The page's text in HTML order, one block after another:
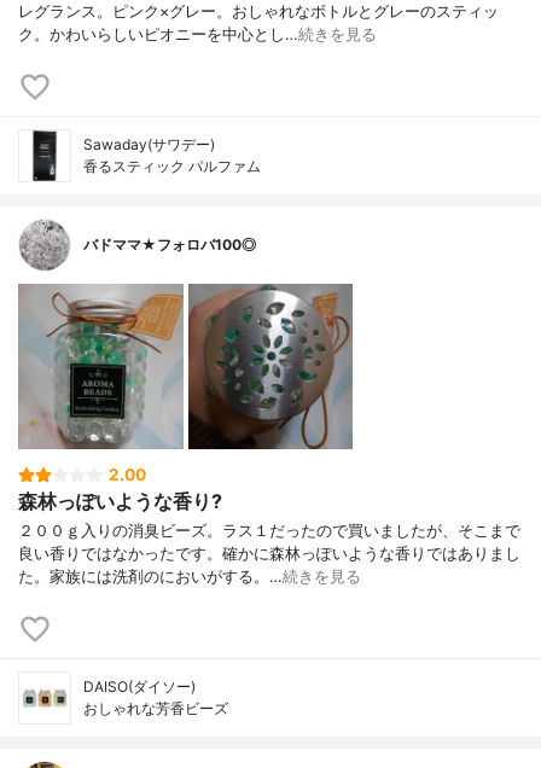
レグランス。ピンク×グレー。おしゃれなボトルとグレーのスティッ
ク。かわいらしいピオニーを中心とし…続きを見る
Sawaday(サワデー)
香るスティック パルファム
バドママ★フォロバ100◎
2.00
森林っぽいような香り?
２００ｇ入りの消臭ビーズ。ラス１だったので買いましたが、そこまで
良い香りではなかったです。確かに森林っぽいような香りではありまし
た。家族には洗剤のにおいがする。…続きを見る
DAISO(ダイソー)
おしゃれな芳香ビーズ